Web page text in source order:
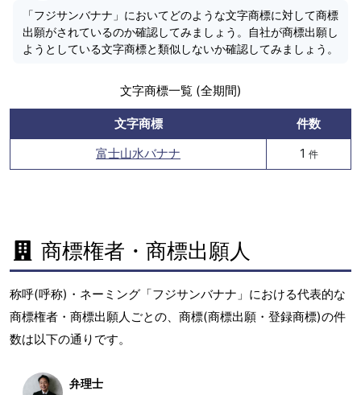
「フジサンバナナ」においてどのような文字商標に対して商標
出願がされているのか確認してみましょう。自社が商標出願し
ようとしている文字商標と類似しないか確認してみましょう。
文字商標一覧 (全期間)
文字商標
件数
富士山水バナナ
1 件
商標権者・商標出願人
称呼(呼称)・ネーミング「フジサンバナナ」における代表的な
商標権者・商標出願人ごとの、商標(商標出願・登録商標)の件
数は以下の通りです。
弁理士